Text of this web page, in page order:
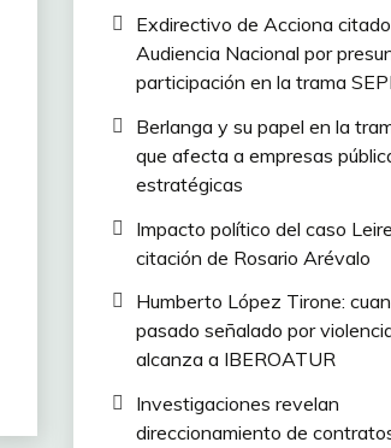
Exdirectivo de Acciona
Audiencia Nacional por
participación en la trama SEPI
Berlanga y su papel en la
que afecta a empresas
estratégicas
Impacto político del caso
citación de Rosario Arévalo
Humberto López Tirone:
pasado señalado por
alcanza a IBEROATUR
Investigaciones revelan
direccionamiento de